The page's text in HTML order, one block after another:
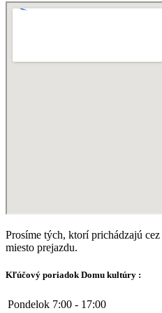
Prosíme tých, ktorí prichádzajú cez
miesto prejazdu.
Kľúčový poriadok Domu kultúry :
Pondelok 7:00 - 17:00